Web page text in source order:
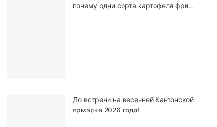
почему одни сорта картофеля фри
До встречи на весенней Кантонской
ярмарке 2026 года!